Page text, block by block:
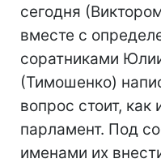
сегодня
вместе с
соратниками
(Тимошенко)
вопрос стоит, как
парламент. Под
именами их